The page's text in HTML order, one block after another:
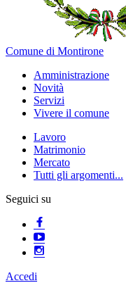
Comune di Montirone
Amministrazione
Novità
Servizi
Vivere il comune
Lavoro
Matrimonio
Mercato
Tutti gli argomenti...
Seguici su
Accedi